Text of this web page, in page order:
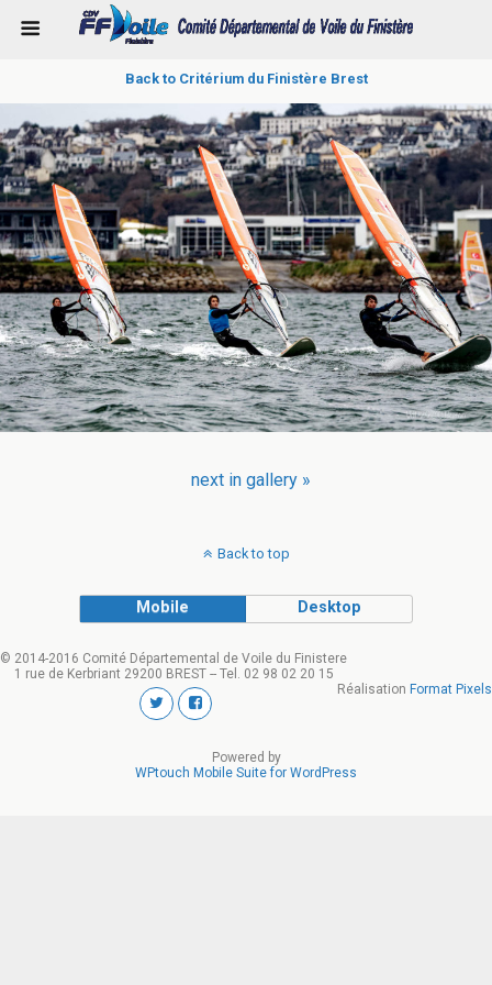
Back to Critérium du Finistère Brest
next in gallery »
Back to top
Mobile Desktop
© 2014-2016 Comité Départemental de Voile du Finistere
1 rue de Kerbriant 29200 BREST -- Tel. 02 98 02 20 15
Réalisation Format Pixels
Powered by
WPtouch Mobile Suite for WordPress